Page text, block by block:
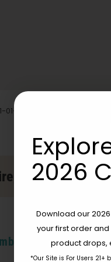
01-05T20
Choisissez
Seed
2026
Download our
your first order
product drops,
*Our Site is For Users 21+